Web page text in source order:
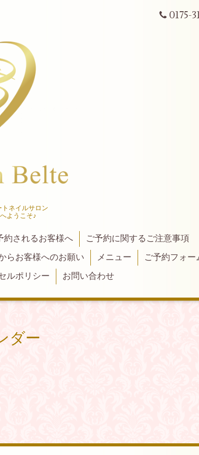
0175-
ネイルサロン
ようこそ♪
約されるお客様へ
ご予約に関するご注意事項
らお客様へのお願い メニュー
ご予約フォー
ルポリシー お問い合わせ
ダー